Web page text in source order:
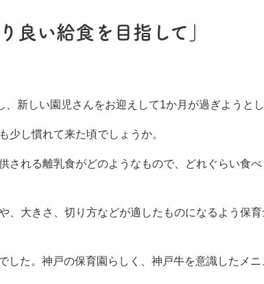
り良い給食を目指して」
新しい園児さんをお迎えして1か月が過ぎようとし
少し慣れて来た頃でしょうか。
される離乳食がどのようなもので、どれぐらい食
、大きさ、切り方などが適したものになるよう保
した。神戸の保育園らしく、神戸牛を意識したメニ